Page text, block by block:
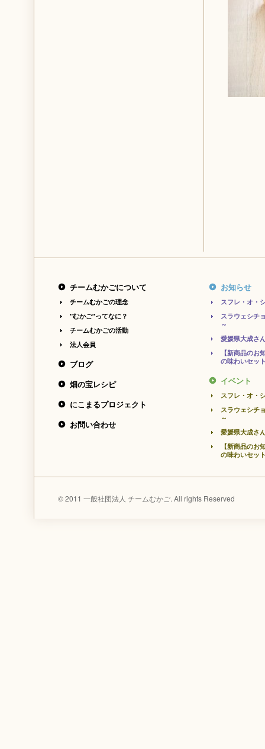
チームむかごについて
チームむかごの理念
"むかご"ってなに？
チームむかごの活動
法人会員
ブログ
畑の宝レシピ
にこまるプロジェクト
お問い合わせ
お知らせ
スフレ・オ・
スラウェシチ
～
愛媛県大成さ
【新商品のお
の味わいセッ
イベント
スフレ・オ・
スラウェシチ
～
愛媛県大成さ
【新商品のお
の味わいセッ
© 2011 一般社団法人 チームむかご. All rights Reserved